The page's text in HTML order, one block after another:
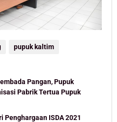
pupuk kaltim
Pangan, Pupuk
Pabrik Tertua Pupuk
Penghargaan ISDA 2021